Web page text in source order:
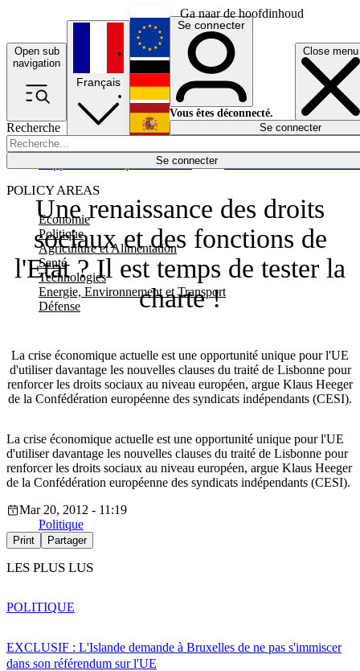
Ga naar de hoofdinhoud
Open sub
navigation
Close menu
Recherche
Se connecter
POLICY AREAS
Economie
Politique
Agriculture et Alimentation
Santé
Technologies
Energie, Environnement et Transport
Défense
Économie
Français
English
Deutsch
Español
Se connecter
Vous êtes déconnecté.
Se connecter
Une renaissance des droits
sociaux et des fonctions de
l'Etat ? Il est temps de tester la
charte !
La crise économique actuelle est une opportunité unique pour l'UE
d'utiliser davantage les nouvelles clauses du traité de Lisbonne pour
renforcer les droits sociaux au niveau européen, argue Klaus Heeger
de la Confédération européenne des syndicats indépendants (CESI).
La crise économique actuelle est une opportunité unique pour l'UE
d'utiliser davantage les nouvelles clauses du traité de Lisbonne pour
renforcer les droits sociaux au niveau européen, argue Klaus Heeger
de la Confédération européenne des syndicats indépendants (CESI).
Mar 20, 2012 - 11:19
Politique
Print Partager
LES PLUS LUS
EXCLUSIF : L'Islande demande à Bruxelles de ne pas s'immiscer
dans son référendum sur l'UE
POLITIQUE